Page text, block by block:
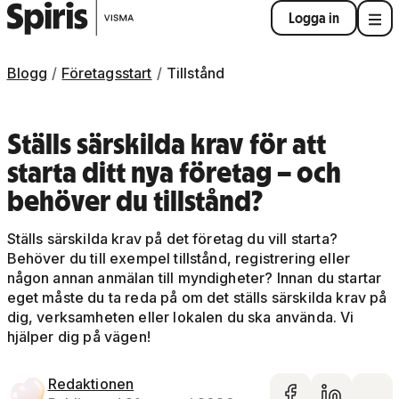
Logga in
Blogg Företagsstart Tillstånd
Ställs särskilda krav för att
starta ditt nya företag – och
behöver du tillstånd?
Ställs särskilda krav på det företag du vill starta?
Behöver du till exempel tillstånd, registrering eller
någon annan anmälan till myndigheter? Innan du startar
eget måste du ta reda på om det ställs särskilda krav på
dig, verksamheten eller lokalen du ska använda. Vi
hjälper dig på vägen!
Redaktionen